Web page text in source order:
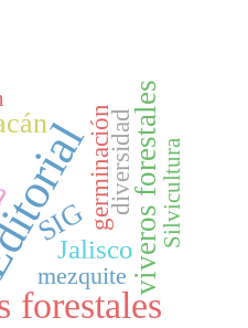
forestales
viveros forestales
SIG
Jalisco
germinacióndiversidad
mezquite
Silvicultura